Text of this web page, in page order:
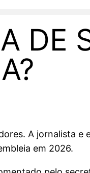
DE
A jornalista
em 2026.